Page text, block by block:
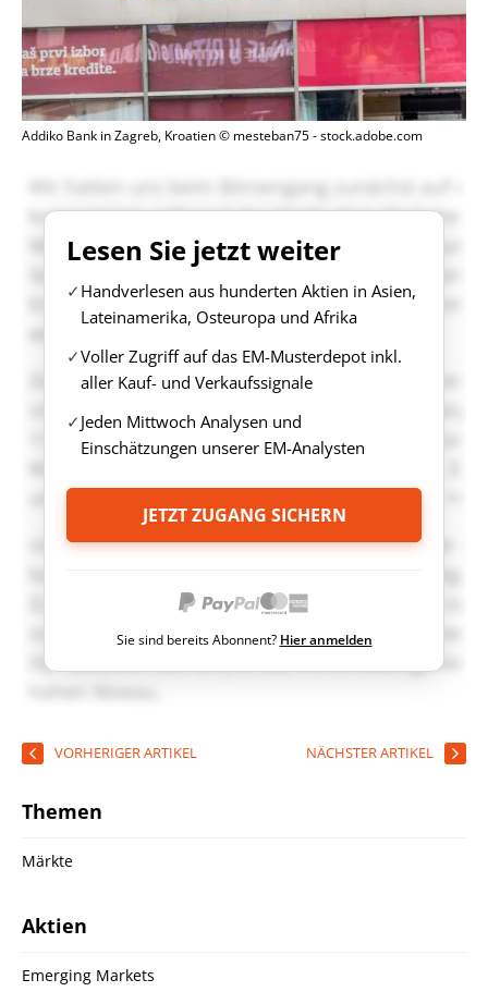
Addiko Bank in Zagreb, Kroatien © mesteban75 - stock.adobe.com
Lesen Sie jetzt weiter
Handverlesen aus hunderten Aktien in Asien,
Lateinamerika, Osteuropa und Afrika
Voller Zugriff auf das EM-Musterdepot inkl.
aller Kauf- und Verkaufssignale
Jeden Mittwoch Analysen und
Einschätzungen unserer EM-Analysten
JETZT ZUGANG SICHERN
Sie sind bereits Abonnent? Hier anmelden
VORHERIGER ARTIKEL NÄCHSTER ARTIKEL
Themen
Märkte
Aktien
Emerging Markets